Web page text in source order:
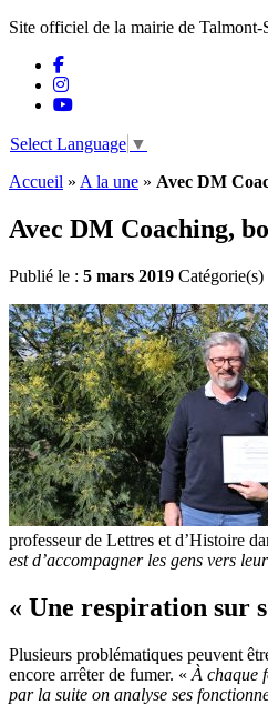
Site officiel de la mairie de
Select Language ▼
Accueil » A la une » Avec DM
Avec DM Coaching,
Publié le : 5 mars 2019 Catégorie(s)
professeur de Lettres et d’Histoire
est d’accompagner les gens vers
« Une respiration sur
Plusieurs problématiques peuvent
encore arrêter de fumer. « À chaque
par la suite on analyse ses